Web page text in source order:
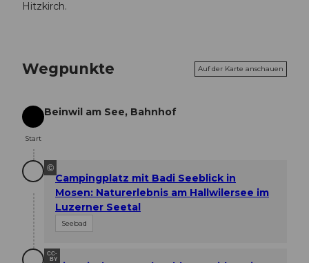
Hitzkirch.
Wegpunkte Auf der Karte anschauen
Start
Start
Beinwil am See, Bahnhof
©
Campingplatz mit Badi Seeblick in
Mosen: Naturerlebnis am Hallwilersee im
Luzerner Seetal
Seebad
CC-
BY